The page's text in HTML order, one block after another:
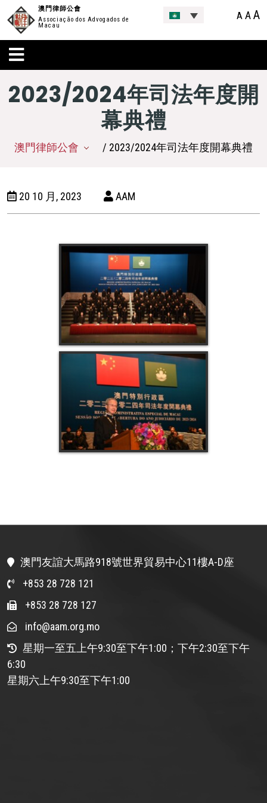
澳門律師公會
Associação dos Advogados de
Macau
A AA
2023/2024年司法年度開
幕典禮
澳門律師公會 / 2023/2024年司法年度開幕典禮
20 10 月, 2023 AAM
澳門友誼大馬路918號世界貿易中心11樓A-D座
+853 28 728 121
+853 28 728 127
info@aam.org.mo
星期一至五上午9:30至下午1:00；下午2:30至下午
6:30
星期六上午9:30至下午1:00